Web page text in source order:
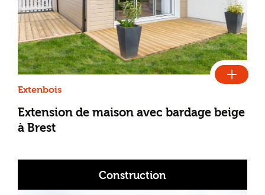
Extenbois
Extension de maison avec bardage beige
à Brest
Construction